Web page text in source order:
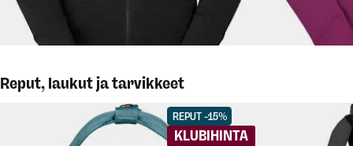
Reput, laukut ja tarvikkeet
REPUT -15%
KLUBIHINTA